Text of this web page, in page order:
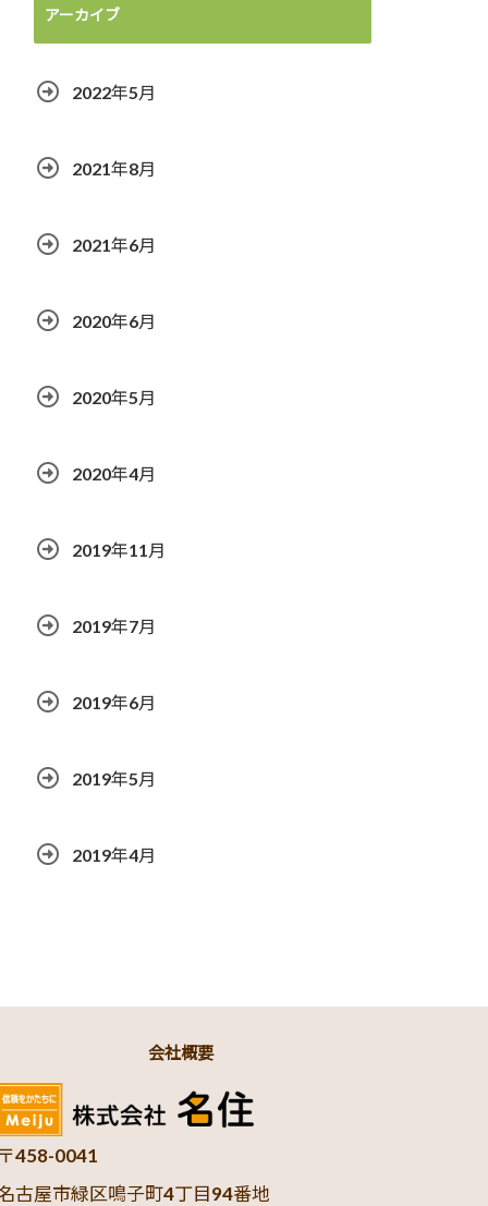
アーカイブ
2022年5月
2021年8月
2021年6月
2020年6月
2020年5月
2020年4月
2019年11月
2019年7月
2019年6月
2019年5月
2019年4月
会社概要
458-0041
古屋市緑区鳴子町4丁目94番地